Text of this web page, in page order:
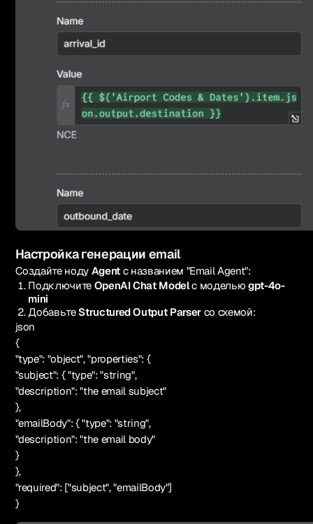
Настройка генерации email
Создайте ноду Agent с названием "Email Agent":
Подключите OpenAI Chat Modelс моделью gpt-4o-
mini
Добавьте Structured Output Parser со схемой:
json
{
"type": "object", "properties": {
"subject": { "type": "string",
"description": "the email subject"
},
"emailBody": { "type": "string",
"description": "the email body"
}
},
"required": ["subject", "emailBody"]
}